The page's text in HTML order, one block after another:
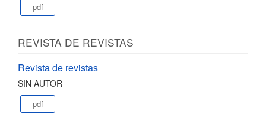
pdf
REVISTA DE REVISTAS
Revista de revistas
SIN AUTOR
pdf